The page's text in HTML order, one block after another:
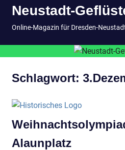
InhaltNeustadt-
Online-Magazin für Dresden-
Schlagwort:
Alaunplatz